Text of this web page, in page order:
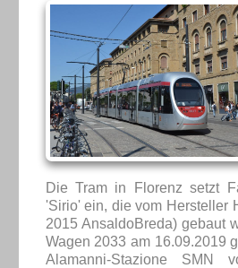
Die Tram in Florenz setzt
'Sirio' ein, die vom Hersteller
2015 AnsaldoBreda) gebaut
Wagen 2033 am 16.09.2019
Alamanni-Stazione SMN